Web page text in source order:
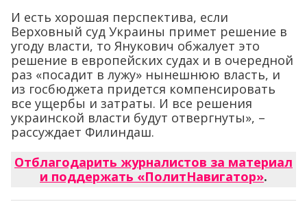
И есть хорошая перспектива, если
Верховный суд Украины примет решение в
угоду власти, то Янукович обжалует это
решение в европейских судах и в очередной
раз «посадит в лужу» нынешнюю власть, и
из госбюджета придется компенсировать
все ущербы и затраты. И все решения
украинской власти будут отвергнуты», –
рассуждает Филиндаш.
Отблагодарить журналистов за материал
и поддержать «ПолитНавигатор».